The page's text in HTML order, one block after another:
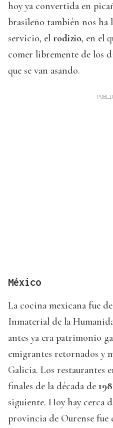
hoy ya convertida en
brasileño también nos ha
servicio, el rodizio, en el
comer libremente de los
que se van asando.
México
La cocina mexicana fue
Inmaterial de la
antes ya era patrimonio
emigrantes retornados y
Galicia. Los restaurantes
finales de la década de
siguiente. Hoy hay cerca
provincia de Ourense fue